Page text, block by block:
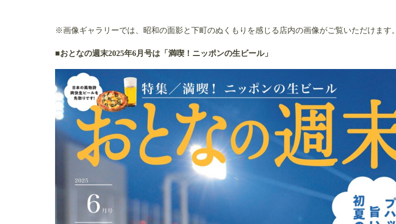
※画像ギャラリーでは、昭和の面影と下町のぬくもりを感じる店内の画像がご覧いただけます。
■おとなの週末2025年6月号は「満喫！ニッポンの生ビール」